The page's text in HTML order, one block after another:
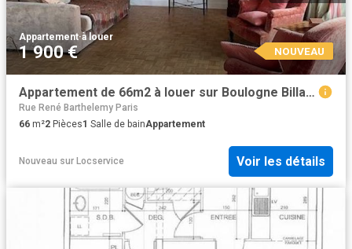
Appartement·à louer
1 900 € NOUVEAU
Appartement de 66m2 à louer sur Boulogne Billancourt
Rue René Barthelemy Paris
66 m²2 Pièces1 Salle de bainAppartement
Nouveau sur Locservice Voir les détails